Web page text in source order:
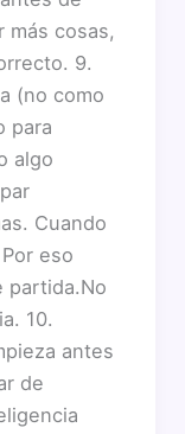
más cosas,
9.
(no como
para
algo
Cuando
eso
partida.No
10.
antes
de